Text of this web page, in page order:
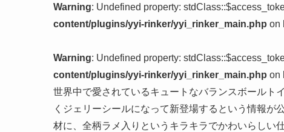
Warning: Undefined property:
content/plugins/yyi-rinker/yyi_rinker_main.php on
Warning: Undefined property:
content/plugins/yyi-rinker/yyi_rinker_main.php on
世界中で愛されているキュートなバランスボールト
くジェリーシールになって新登場するという情報
材に、全柄ラメ入りというキラキラでかわいらしい